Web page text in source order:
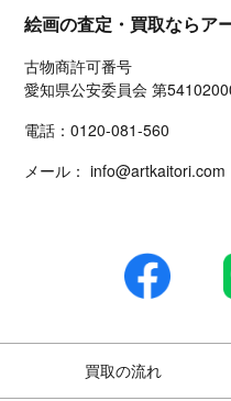
絵画の査定・買取ならア
古物商許可番号
愛知県公安委員会 第
電話：0120-081-560
メール： info@artkaitori.com
買取の流れ